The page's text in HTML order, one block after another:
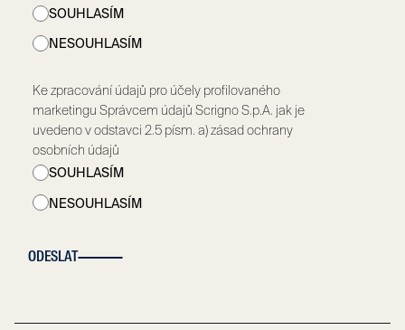
SOUHLASÍM
NESOUHLASÍM
Ke zpracování údajů pro účely profilovaného
marketingu Správcem údajů Scrigno S.p.A. jak je
uvedeno v odstavci 2.5 písm. a) zásad ochrany
osobních údajů
SOUHLASÍM
NESOUHLASÍM
ODESLAT